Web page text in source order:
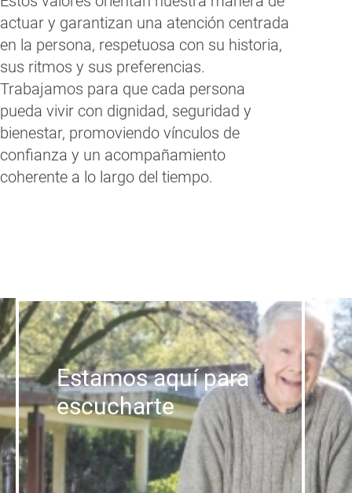
actuar y garantizan una atención centrada
en la persona, respetuosa con su historia,
sus ritmos y sus preferencias.
Trabajamos para que cada persona
pueda vivir con dignidad, seguridad y
bienestar, promoviendo vínculos de
confianza y un acompañamiento
coherente a lo largo del tiempo.
Estamos aquí para
escucharte